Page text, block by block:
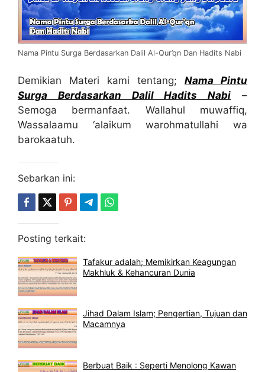
Nama Pintu Surga Berdasarkan Dalil Al-Qur’qn Dan Hadits Nabi
Demikian Materi kami tentang; Nama Pintu
Surga Berdasarkan Dalil Hadits Nabi –
Semoga bermanfaat. Wallahul muwaffiq,
Wassalaamu ‘alaikum warohmatullahi wa
barokaatuh.
Sebarkan ini:
Posting terkait:
Tafakur adalah; Memikirkan Keagungan
Makhluk & Kehancuran Dunia
Jihad Dalam Islam; Pengertian, Tujuan dan
Macamnya
Berbuat Baik : Seperti Menolong Kawan